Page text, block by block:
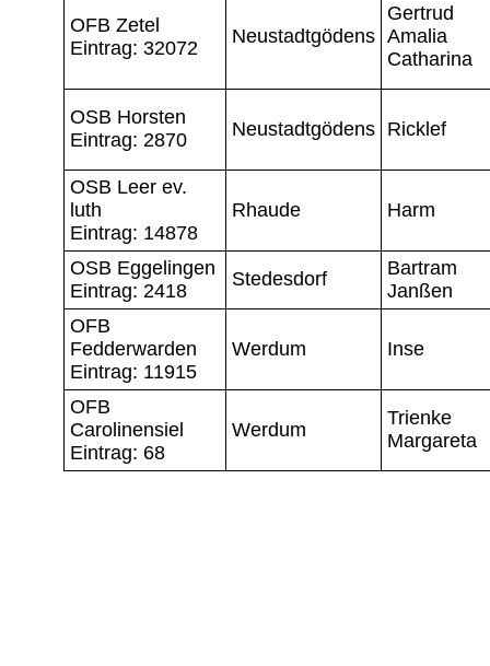
OFB Zetel
Eintrag: 32072
Neustadtgödens
Gertrud
Amalia
Catharina
OSB Horsten
Eintrag: 2870
Neustadtgödens Ricklef
OSB Leer ev.
luth
Eintrag: 14878
Rhaude Harm
OSB Eggelingen
Eintrag: 2418
Stedesdorf
Bartram
Janßen
OFB
Fedderwarden
Eintrag: 11915
Werdum Inse
OFB
Carolinensiel
Eintrag: 68
Werdum
Trienke
Margareta